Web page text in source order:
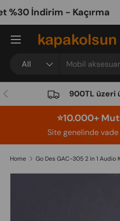
Skip to content
İndirim - Kaçırma
All
Menu
Previous 900TL üzeri
⭐️10.000+
Site genelinde vade
Home Go Des GAC-305 2 in 1 Audio